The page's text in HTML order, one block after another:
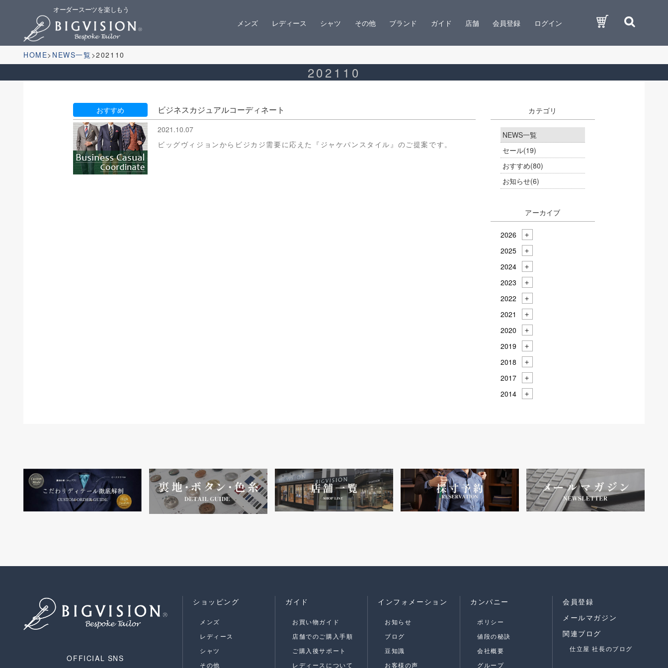
オーダースーツを楽しもう
メンズ レディース シャツ その他 ブランド ガイド 店舗 会員登録 ログイン
HOME NEWS一覧 202110
202110
おすすめ ビジネスカジュアルコーディネート
2021.10.07
ビッグヴィジョンからビジカジ需要に応えた『ジャケパンスタイル』のご提案です。
カテゴリ
NEWS一覧
セール(19)
おすすめ(80)
お知らせ(6)
アーカイブ
2026
2025
2024
2023
2022
2021
2020
2019
2018
2017
2014
OFFICIAL SNS
ショッピング
メンズ
レディース
シャツ
その他
ガイド
お買い物ガイド
店舗でのご購入手順
ご購入後サポート
レディースについて
インフォメーション
お知らせ
ブログ
豆知識
お客様の声
カンパニー
ポリシー
値段の秘訣
会社概要
グループ
会員登録
メールマガジン
関連ブログ
仕立屋 社長のブログ